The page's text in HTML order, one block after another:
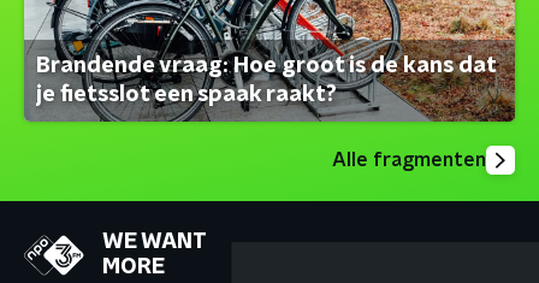
Brandende vraag: Hoe groot is de kans dat
je fietsslot een spaak raakt?
Alle fragmenten
WE WANT
MORE